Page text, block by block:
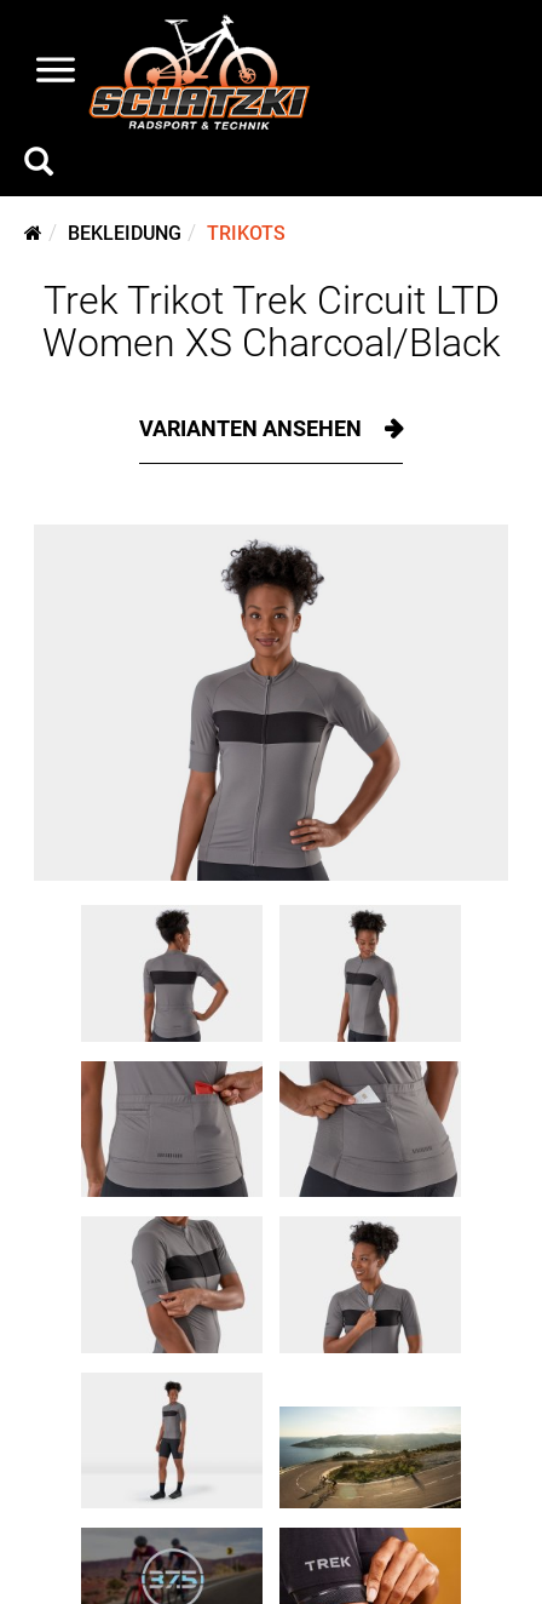
BEKLEIDUNG TRIKOTS
Trek Trikot Trek Circuit LTD
Women XS Charcoal/Black
VARIANTEN ANSEHEN